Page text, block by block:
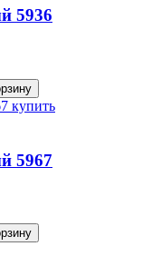
5936
5967